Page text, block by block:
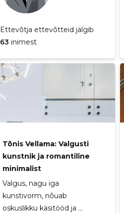
Ettevõtja ettevõtteid jälgib
63 inimest
Tõnis Vellama: Valgusti
kunstnik ja romantiline
minimalist
Valgus, nagu iga
kunstivorm, nõuab
oskuslikku käsitööd ja ...